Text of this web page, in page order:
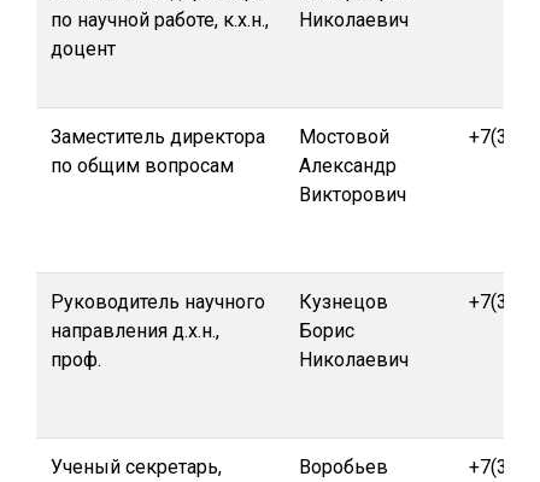
по научной работе, к.х.н.,
доцент
Николаевич
Заместитель директора
по общим вопросам
Мостовой
Александр
Викторович
Руководитель научного
направления д.х.н.,
проф.
Кузнецов
Борис
Николаевич
Ученый секретарь,
Воробьев